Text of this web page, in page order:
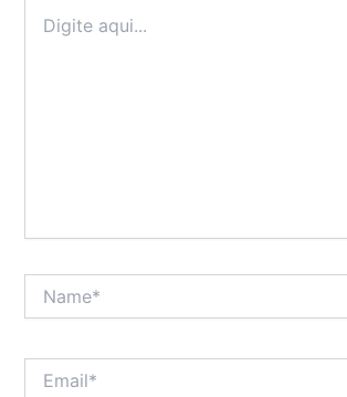
aqui...